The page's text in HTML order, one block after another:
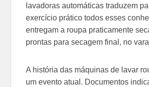
lavadoras automáticas traduzem
exercício prático todos esses
entregam a roupa praticamente
prontas para secagem final, no
A história das máquinas de lavar
um evento atual. Documentos